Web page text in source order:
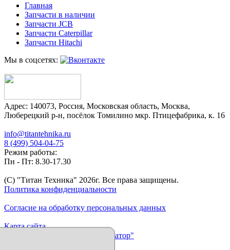
Главная
Запчасти в наличии
Запчасти JCB
Запчасти Caterpillar
Запчасти Hitachi
Мы в соцсетях:
Адрес: 140073, Россия, Московская область, Москва,
Люберецкий р-н, посёлок Томилино мкр. Птицефабрика, к. 16
info@titantehnika.ru
8 (499) 504-04-75
Режим работы:
Пн - Пт: 8.30-17.30
(C) "Титан Техника" 2026г. Все права защищены.
Политика конфиденциальности
Согласие на обработку персональных данных
Карта сайта
Продвижение сайта "Иллюминатор"